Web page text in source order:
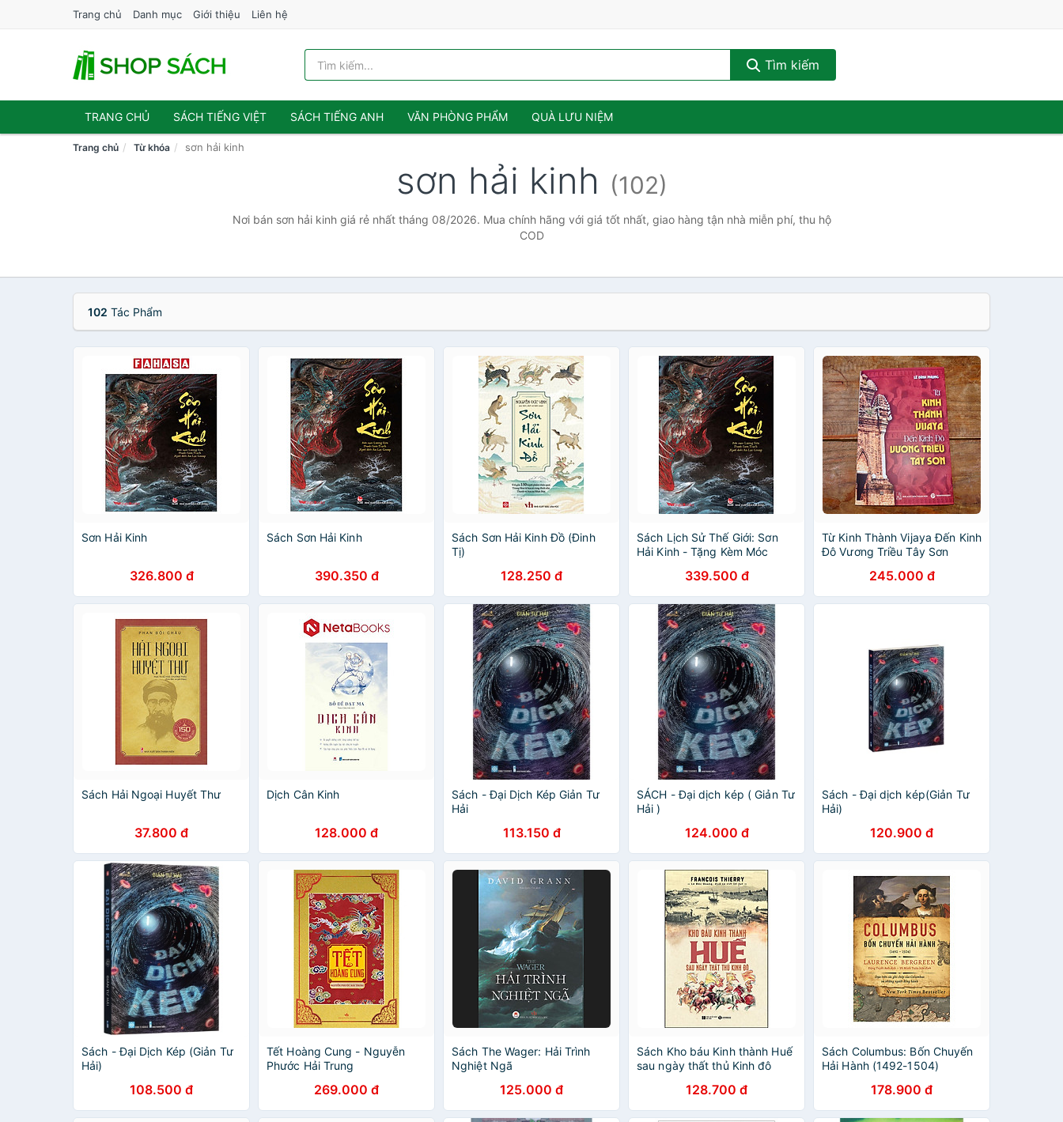
Trang chủ Danh mục Giới thiệu Liên hệ
Tìm kiếm
TRANG CHỦ SÁCH TIẾNG VIỆT SÁCH TIẾNG ANH VĂN PHÒNG PHẨM QUÀ LƯU NIỆM
Trang chủ Từ khóa sơn hải kinh
sơn hải kinh (102)
Nơi bán sơn hải kinh giá rẻ nhất tháng 08/2026. Mua chính hãng với giá tốt nhất, giao hàng tận nhà miễn phí, thu hộ
COD
102 Tác Phẩm
Sơn Hải Kinh
326.800 đ
Sách Sơn Hải Kinh
390.350 đ
Sách Sơn Hải Kinh Đồ (Đinh
Tị)
128.250 đ
Sách Lịch Sử Thế Giới: Sơn
Hải Kinh - Tặng Kèm Móc
339.500 đ
Từ Kinh Thành Vijaya Đến Kinh
Đô Vương Triều Tây Sơn
245.000 đ
Sách Hải Ngoại Huyết Thư
37.800 đ
Dịch Cân Kinh
128.000 đ
Sách - Đại Dịch Kép Giản Tư
Hải
113.150 đ
SÁCH - Đại dịch kép ( Giản Tư
Hải )
124.000 đ
Sách - Đại dịch kép(Giản Tư
Hải)
120.900 đ
Sách - Đại Dịch Kép (Giản Tư
Hải)
108.500 đ
Tết Hoàng Cung - Nguyễn
Phước Hải Trung
269.000 đ
Sách The Wager: Hải Trình
Nghiệt Ngã
125.000 đ
Sách Kho báu Kinh thành Huế
sau ngày thất thủ Kinh đô
128.700 đ
Sách Columbus: Bốn Chuyến
Hải Hành (1492-1504)
178.900 đ